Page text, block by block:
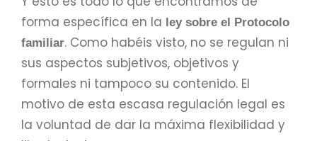
forma específica en la ley sobre el Protocolo
familiar. Como habéis visto, no se regulan ni
sus aspectos subjetivos, objetivos y
formales ni tampoco su contenido. El
motivo de esta escasa regulación legal es
la voluntad de dar la máxima flexibilidad y